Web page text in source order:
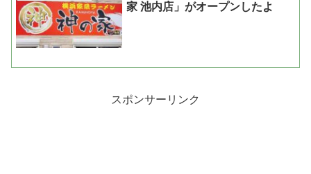
家 池内店」がオープンしたよ
スポンサーリンク